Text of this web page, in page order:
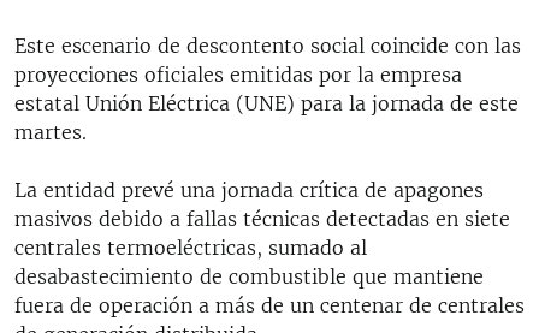
Este escenario de descontento social coincide con las
proyecciones oficiales emitidas por la empresa
estatal Unión Eléctrica (UNE) para la jornada de este
martes.
La entidad prevé una jornada crítica de apagones
masivos debido a fallas técnicas detectadas en siete
centrales termoeléctricas, sumado al
desabastecimiento de combustible que mantiene
fuera de operación a más de un centenar de centrales